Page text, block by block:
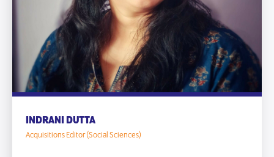
INDRANI DUTTA
Acquisitions Editor (Social Sciences)